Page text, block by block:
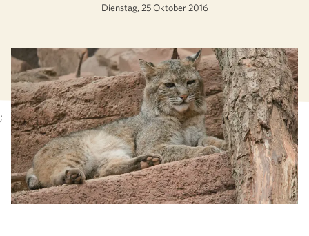
;
Dienstag, 25 Oktober 2016